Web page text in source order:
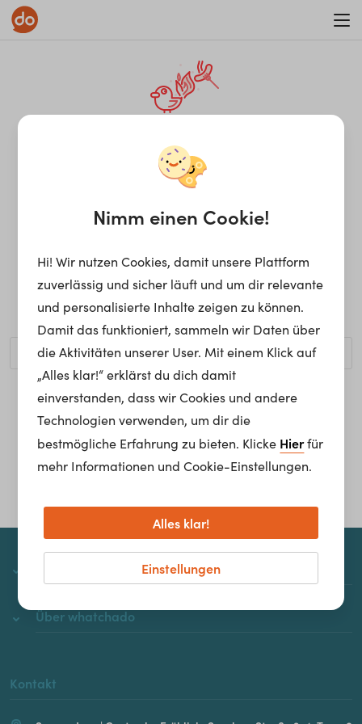
¡Ay, caramba! Seite nicht
gefunden.
Ups, die gewünschte Seite kann nicht gefunden werden.
Möchtest du nach einem bestimmten Begriff suchen?
Homepage
Über whatchado
Kontakt
Nimm einen Cookie!
Hi! Wir nutzen Cookies, damit unsere Plattform
zuverlässig und sicher läuft und um dir relevante
und personalisierte Inhalte zeigen zu können.
Damit das funktioniert, sammeln wir Daten über
die Aktivitäten unserer User. Mit einem Klick auf
„Alles klar!“ erklärst du dich damit
einverstanden, dass wir Cookies und andere
Technologien verwenden, um dir die
bestmögliche Erfahrung zu bieten. Klicke Hierfür
mehr Informationen und Cookie-Einstellungen.
Einstellungen
Alles klar!